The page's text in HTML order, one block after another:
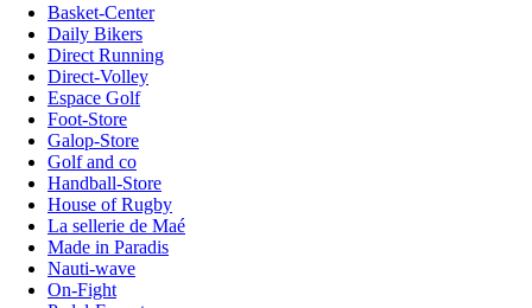
Basket-Center
Daily Bikers
Direct Running
Direct-Volley
Espace Golf
Foot-Store
Galop-Store
Golf and co
Handball-Store
House of Rugby
La sellerie de Maé
Made in Paradis
Nauti-wave
On-Fight